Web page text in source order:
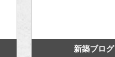
新築ブログ